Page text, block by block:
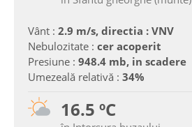
Vânt : 2.9 m/s, directia : VNV
Nebulozitate : cer acoperit
Presiune : 948.4 mb, in scadere
Umezeală relativă : 34%
16.5 ºC